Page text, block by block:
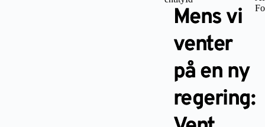
Mens vi
venter
på en ny
regering: